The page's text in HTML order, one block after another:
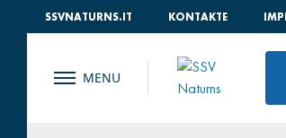
SSVNATURNS.IT KONTAKTE